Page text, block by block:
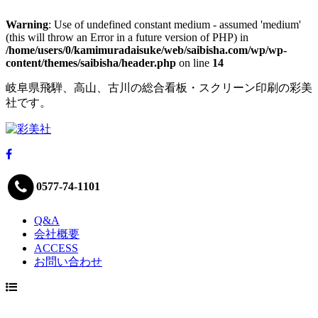
Warning: Use of undefined constant medium - assumed 'medium'
(this will throw an Error in a future version of PHP) in
/home/users/0/kamimuradaisuke/web/saibisha.com/wp/wp-
content/themes/saibisha/header.php on line 14
岐阜県飛騨、高山、古川の総合看板・スクリーン印刷の彩美
社です。
0577-74-1101
Q&A
会社概要
ACCESS
お問い合わせ